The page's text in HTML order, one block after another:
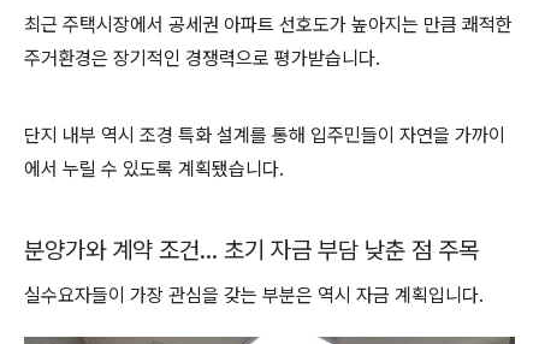
최근 주택시장에서 공세권 아파트 선호도가 높아지는 만큼 쾌적한
주거환경은 장기적인 경쟁력으로 평가받습니다.
단지 내부 역시 조경 특화 설계를 통해 입주민들이 자연을 가까이
에서 누릴 수 있도록 계획됐습니다.
분양가와 계약 조건… 초기 자금 부담 낮춘 점 주목
실수요자들이 가장 관심을 갖는 부분은 역시 자금 계획입니다.